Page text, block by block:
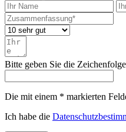
Bitte geben Sie die
Die mit einem * markierten
Ich habe die